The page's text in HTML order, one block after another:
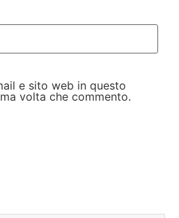
e sito web in questo
volta che commento.